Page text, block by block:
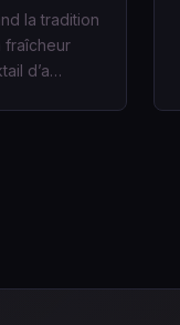
la tradition
fraîcheur
d’a…